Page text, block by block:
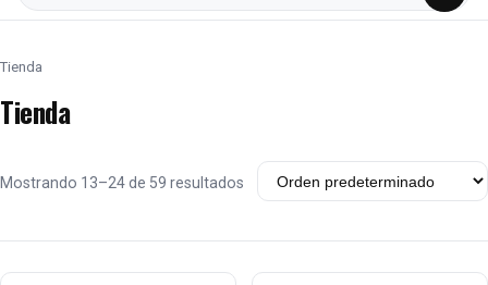
Tienda
Tienda
Mostrando 13–24 de 59 resultados